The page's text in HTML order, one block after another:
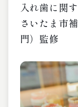
入れ歯に関
さいたま市
門）監修